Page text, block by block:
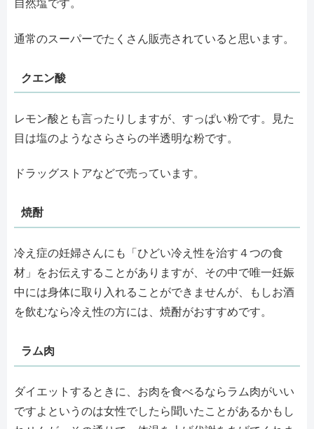
自然塩です。
通常のスーパーでたくさん販売されていると思います。
クエン酸
レモン酸とも言ったりしますが、すっぱい粉です。見た
目は塩のようなさらさらの半透明な粉です。
ドラッグストアなどで売っています。
焼酎
冷え症の妊婦さんにも「ひどい冷え性を治す４つの食
材」をお伝えすることがありますが、その中で唯一妊娠
中には身体に取り入れることができませんが、もしお酒
を飲むなら冷え性の方には、焼酎がおすすめです。
ラム肉
ダイエットするときに、お肉を食べるならラム肉がいい
ですよというのは女性でしたら聞いたことがあるかもし